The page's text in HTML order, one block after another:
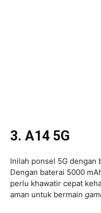
3. A14 5G
Inilah ponsel 5G dengan
Dengan baterai 5000
perlu khawatir cepat
aman untuk bermain